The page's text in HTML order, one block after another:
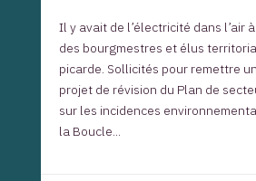
Il y avait de l’électricité dans l’air
des bourgmestres et élus
picarde. Sollicités pour remettre
projet de révision du Plan de
sur les incidences
la Boucle...